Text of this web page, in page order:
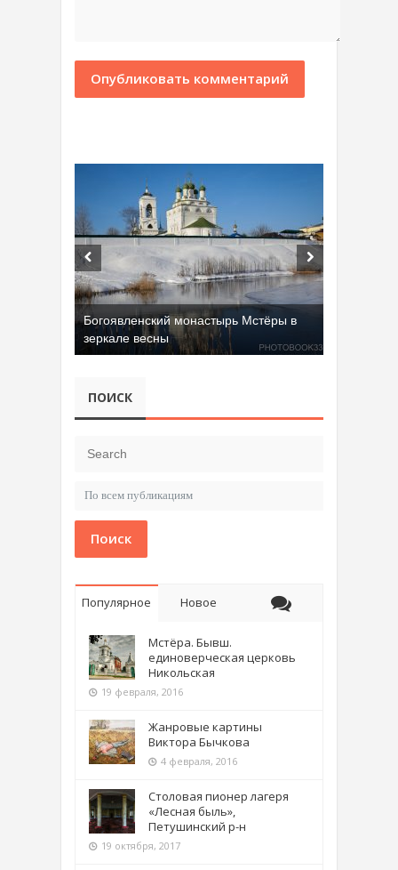
Богоявленский монастырь Мстёры в
зеркале весны
ПОИСК
Поиск
Популярное Новое
Мстёра. Бывш.
единоверческая церковь
Никольская
19 февраля, 2016
Жанровые картины
Виктора Бычкова
4 февраля, 2016
Столовая пионер лагеря
«Лесная быль»,
Петушинский р-н
19 октября, 2017